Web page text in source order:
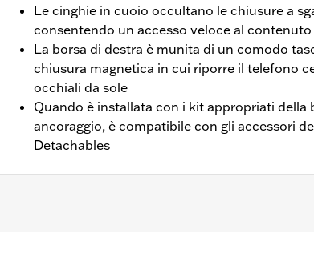
Le cinghie in cuoio occultano le chiusure a
consentendo un accesso veloce al contenuto
La borsa di destra è munita di un comodo
chiusura magnetica in cui riporre il telefono
occhiali da sole
Quando è installata con i kit appropriati della
ancoraggio, è compatibile con gli accessori
Detachables